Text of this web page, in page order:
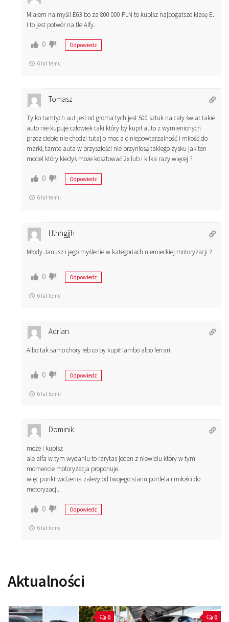
Miałem na myśli E63 bo za 800 000 PLN to kupisz najbogatsze klasę E.
I to jest potwór na tle Alfy.
0 Odpowiedz
6 lat temu
Tomasz
Tylko tamtych aut jest od groma tych jest 500 sztuk na cały świat takie
auto nie kupuje człowiek taki który by kupił auto z wymienionych
przez ciebie nie chodzi tutaj o moc a o niepowtarzalność i miłość do
marki, tamte auta w przyszłości nie przyniosą takiego zysku jak ten
model który kiedyś może kosztować 2x lub i kilka razy więcej ?
0 Odpowiedz
6 lat temu
Hthhgjjh
Młody Janusz i jego myślenie w kategoriach niemieckiej motoryzacji ?
0 Odpowiedz
6 lat temu
Adrian
Albo tak samo chory łeb co by kupił lambo albo ferrari
0 Odpowiedz
6 lat temu
Dominik
może i kupisz
ale alfa w tym wydaniu to rarytas jeden z niewielu który w tym
momencie motoryzacja proponuje.
więc punkt widzenia zależy od twojego stanu portfela i miłości do
motoryzacji.
0 Odpowiedz
6 lat temu
Aktualności
0 0